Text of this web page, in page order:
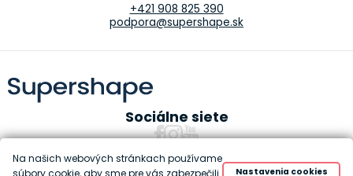
+421 908 825 390
podpora@supershape.sk
Sociálne siete
Na našich webových stránkach používame
súbory cookie, aby sme pre vás zabezpečili
Nastavenia cookies